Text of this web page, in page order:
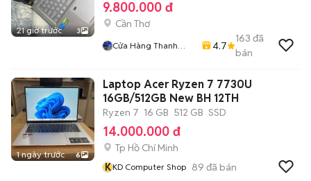
21 giờ trước 3
9.800.000 đ
Cần Thơ
Cửa Hàng Thanh
4.7
163 đã
bán
1 ngày trước 6
Laptop Acer Ryzen 7 7730U
16GB/512GB New BH 12TH
Ryzen 7 16 GB 512 GB SSD
14.000.000 đ
Tp Hồ Chí Minh
KKD Computer Shop 89 đã bán